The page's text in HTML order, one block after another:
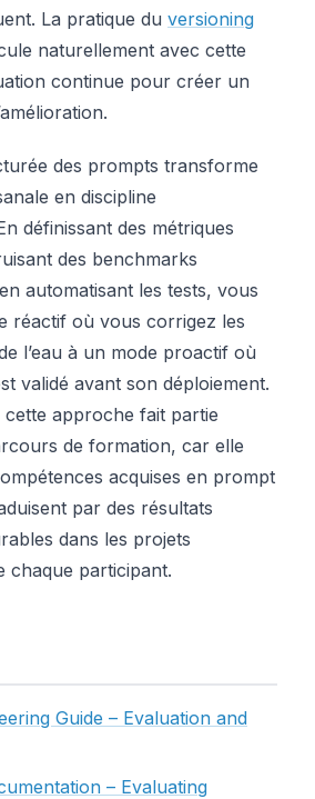
La pratique du versioning
naturellement avec cette
continue pour créer un
des prompts transforme
en discipline
définissant des métriques
des benchmarks
automatisant les tests, vous
réactif où vous corrigez les
l’eau à un mode proactif où
validé avant son déploiement.
cette approche fait partie
de formation, car elle
acquises en prompt
par des résultats
dans les projets
chaque participant.
Guide – Evaluation and
– Evaluating